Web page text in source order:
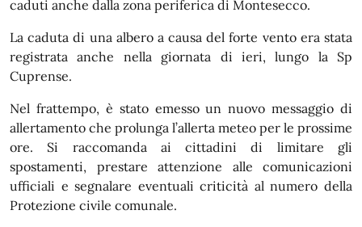
caduti anche dalla zona periferica di Montesecco.
La caduta di una albero a causa del forte vento era stata
registrata anche nella giornata di ieri, lungo la Sp
Cuprense.
Nel frattempo, è stato emesso un nuovo messaggio di
allertamento che prolunga l’allerta meteo per le prossime
ore. Si raccomanda ai cittadini di limitare gli
spostamenti, prestare attenzione alle comunicazioni
ufficiali e segnalare eventuali criticità al numero della
Protezione civile comunale.